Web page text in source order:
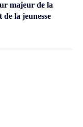
majeur de la
la jeunesse